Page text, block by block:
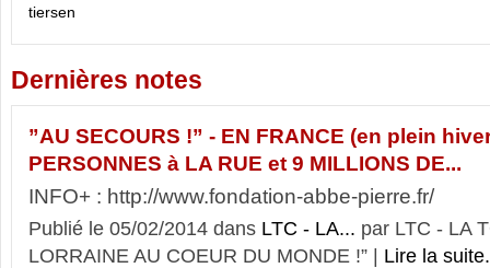
tiersen
Dernières notes
”AU SECOURS !” - EN FRANCE (en plein
PERSONNES à LA RUE et 9 MILLIONS DE...
INFO+ : http://www.fondation-abbe-pierre.fr/
Publié le 05/02/2014 dans LTC - LA... par LTC - LA
LORRAINE AU COEUR DU MONDE !” | Lire la